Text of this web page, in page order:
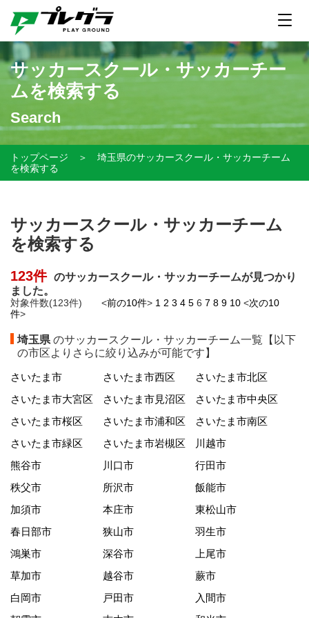
サッカースクール・サッカーチー
ムを検索する
Search
トップページ ＞
埼玉県のサッカースクール・サッカーチーム
を検索する
サッカースクール・サッカーチーム
を検索する
123件 のサッカースクール・サッカーチームが見つかり
ました。
対象件数(123件) <前の10件> 1 2 3 4 5 6 7 8 9 10 <次の10
件>
埼玉県 のサッカースクール・サッカーチーム一覧【以下
の市区よりさらに絞り込みが可能です】
さいたま市 さいたま市西区
さいたま市北区
さいたま市大宮区
さいたま市見沼区
さいたま市中央区
さいたま市桜区
さいたま市浦和区
さいたま市南区
さいたま市緑区
さいたま市岩槻区
川越市
熊谷市
川口市
行田市
秩父市
所沢市
飯能市
加須市
本庄市
東松山市
春日部市
狭山市
羽生市
鴻巣市
深谷市
上尾市
草加市
越谷市
蕨市
白岡市
戸田市
入間市